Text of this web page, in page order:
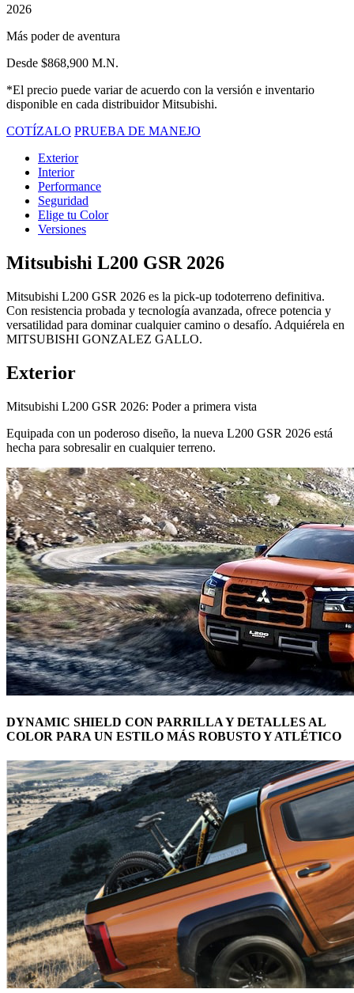
2026
Más poder de aventura
Desde $868,900 M.N.
*El precio puede variar de acuerdo con la versión e inventario
disponible en cada distribuidor Mitsubishi.
COTÍZALO PRUEBA DE MANEJO
Exterior
Interior
Performance
Seguridad
Elige tu Color
Versiones
Mitsubishi L200 GSR 2026
Mitsubishi L200 GSR 2026 es la pick-up todoterreno definitiva.
Con resistencia probada y tecnología avanzada, ofrece potencia y
versatilidad para dominar cualquier camino o desafío. Adquiérela en
MITSUBISHI GONZALEZ GALLO.
Exterior
Mitsubishi L200 GSR 2026: Poder a primera vista
Equipada con un poderoso diseño, la nueva L200 GSR 2026 está
hecha para sobresalir en cualquier terreno.
DYNAMIC SHIELD CON PARRILLA Y DETALLES AL
COLOR PARA UN ESTILO MÁS ROBUSTO Y ATLÉTICO